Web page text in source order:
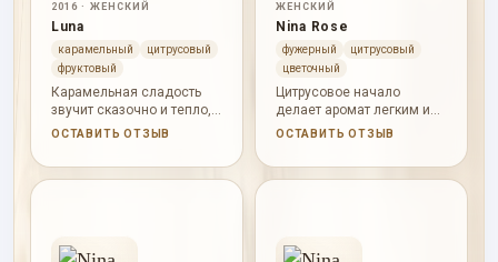
2016 · ЖЕНСКИЙ
Luna
карамельный
цитрусовый
фруктовый
Карамельная сладость
звучит сказочно и тепло, а
лакрица, сандал и белый
темный финал.
ОСТАВИТЬ ОТЗЫВ
ЖЕНСКИЙ
Nina Rose
фужерный
цитрусовый
цветочный
Цитрусовое начало
делает аромат легким и
сияющим, груша
белые цветы и мускус
оставляют чистый
ОСТАВИТЬ ОТЗЫВ